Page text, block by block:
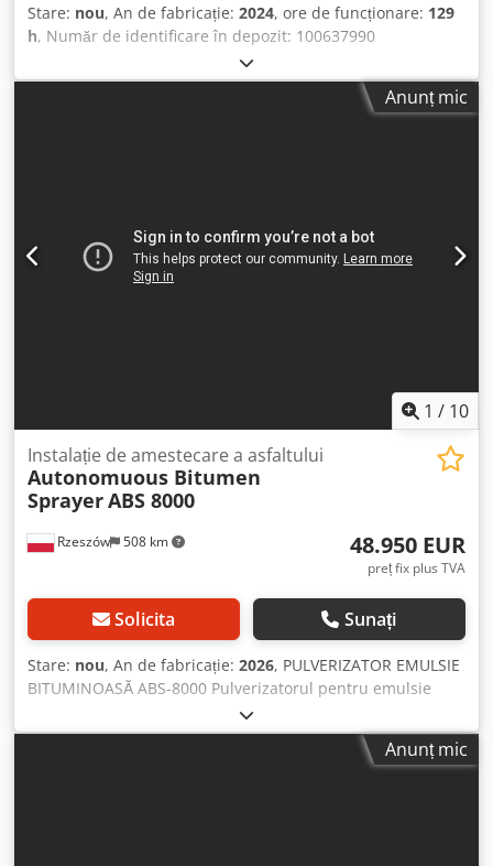
Stare: nou, An de fabricație: 2024, ore de funcționare: 129
h, Număr de identificare în depozit: 100637990
Dedozkzyqepfx Akwock Dimensiuni pentru transport (L x l x
Î): 0 x 0 x 0 ---- Stare bună.
Anunț mic
1 / 10
Rzeszów 508 km
Instalație de amestecare a asfaltului
Autonomuous Bitumen
SprayerABS 8000
48.950 EUR
preț fix plus TVA
Solicita Sunați
Stare: nou, An de fabricație: 2026, PULVERIZATOR EMULSIE
BITUMINOASĂ ABS-8000 Pulverizatorul pentru emulsie
bituminoasă ABS 8000 reprezintă echipamentul optim
pentru executarea unor volume mari de lucrări într-un
timp foarte scurt. Motorul diesel autonom permiteAnunț mic